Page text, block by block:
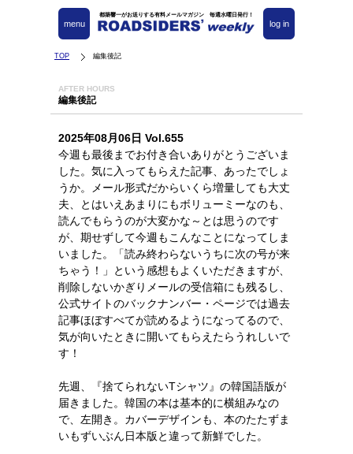
都築響一がお送りする有料メールマガジン 毎週水曜日発行！
log in
menu
TOP 編集後記
AFTER HOURS
編集後記
2025年08月06日 Vol.655
今週も最後までお付き合いありがとうございま
した。気に入ってもらえた記事、あったでしょ
うか。メール形式だからいくら増量しても大丈
夫、とはいえあまりにもボリューミーなのも、
読んでもらうのが大変かな～とは思うのです
が、期せずして今週もこんなことになってしま
いました。「読み終わらないうちに次の号が来
ちゃう！」という感想もよくいただきますが、
削除しないかぎりメールの受信箱にも残るし、
公式サイトのバックナンバー・ページでは過去
記事ほぼすべてが読めるようになってるので、
気が向いたときに開いてもらえたらうれしいで
す！
先週、『捨てられないTシャツ』の韓国語版が
届きました。韓国の本は基本的に横組みなの
で、左開き。カバーデザインも、本のたたずま
いもずいぶん日本版と違って新鮮でした。